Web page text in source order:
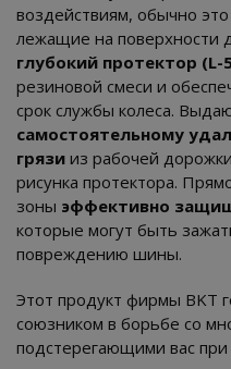
воздействиям, обычно
лежащие на поверхности
глубокий протектор (L-
резиновой смеси и
срок службы колеса.
самостоятельному
грязи из рабочей
рисунка протектора.
зоны эффективно
которые могут быть
повреждению шины.
Этот продукт фирмы BKT
союзником в борьбе со
подстерегающими вас при